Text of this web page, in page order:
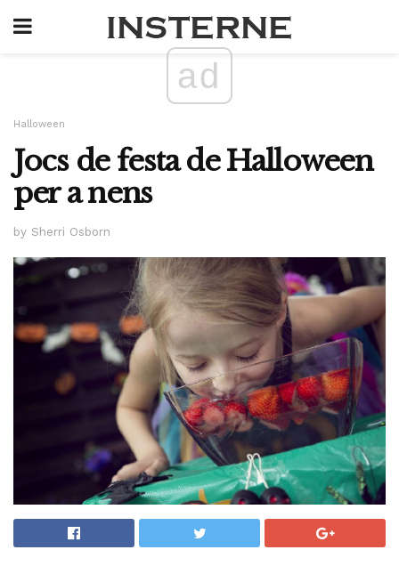
ad
Halloween
Jocs de festa de Halloween
per a nens
by Sherri Osborn